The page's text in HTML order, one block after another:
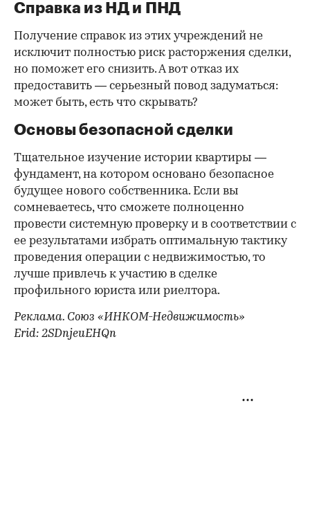
Справка из НД и ПНД
Получение справок из этих учреждений не
исключит полностью риск расторжения сделки,
но поможет его снизить. А вот отказ их
предоставить — серьезный повод задуматься:
может быть, есть что скрывать?
Основы безопасной сделки
Тщательное изучение истории квартиры —
фундамент, на котором основано безопасное
будущее нового собственника. Если вы
сомневаетесь, что сможете полноценно
провести системную проверку и в соответствии с
ее результатами избрать оптимальную тактику
проведения операции с недвижимостью, то
лучше привлечь к участию в сделке
профильного юриста или риелтора.
Реклама. Союз «ИНКОМ-Недвижимость»
Erid: 2SDnjeuEHQn